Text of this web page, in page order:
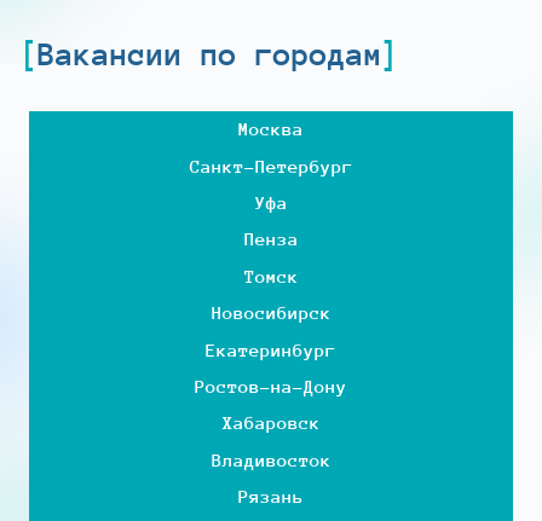
Вакансии по городам
Москва
Санкт-Петербург
Уфа
Пенза
Томск
Новосибирск
Екатеринбург
Ростов-на-Дону
Хабаровск
Владивосток
Рязань